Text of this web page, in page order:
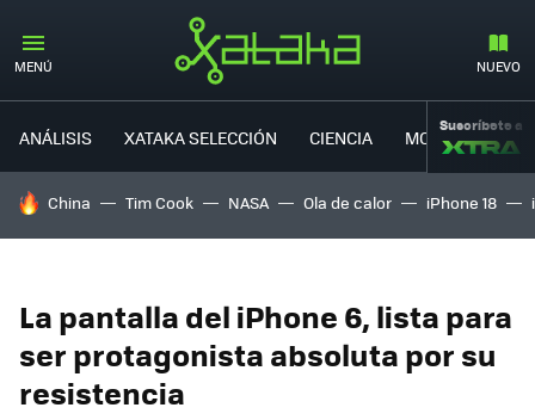
MENÚ NUEVO
ANÁLISIS XATAKA SELECCIÓN CIENCIA MOVILIDAD
Suscríbete a
HOY SE HABLA DE
China Tim Cook NASA Ola de calor iPhone 18
La pantalla del iPhone 6, lista para
ser protagonista absoluta por su
resistencia